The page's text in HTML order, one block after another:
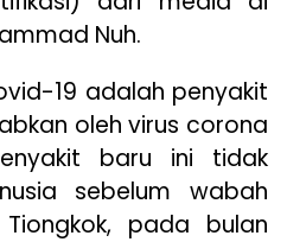
Nuh.
19 adalah penyakit
oleh virus corona
baru ini tidak
sebelum wabah
pada bulan